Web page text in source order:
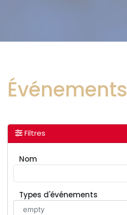
Événements
Filtres
Nom
Types d'événements
empty